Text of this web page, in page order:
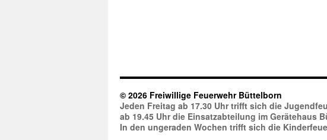
© 2026 Freiwillige Feuerwehr Büttelborn
Jeden Freitag ab 17.30 Uhr trifft sich die
ab 19.45 Uhr die Einsatzabteilung im Gerätehaus
In den ungeraden Wochen trifft sich die